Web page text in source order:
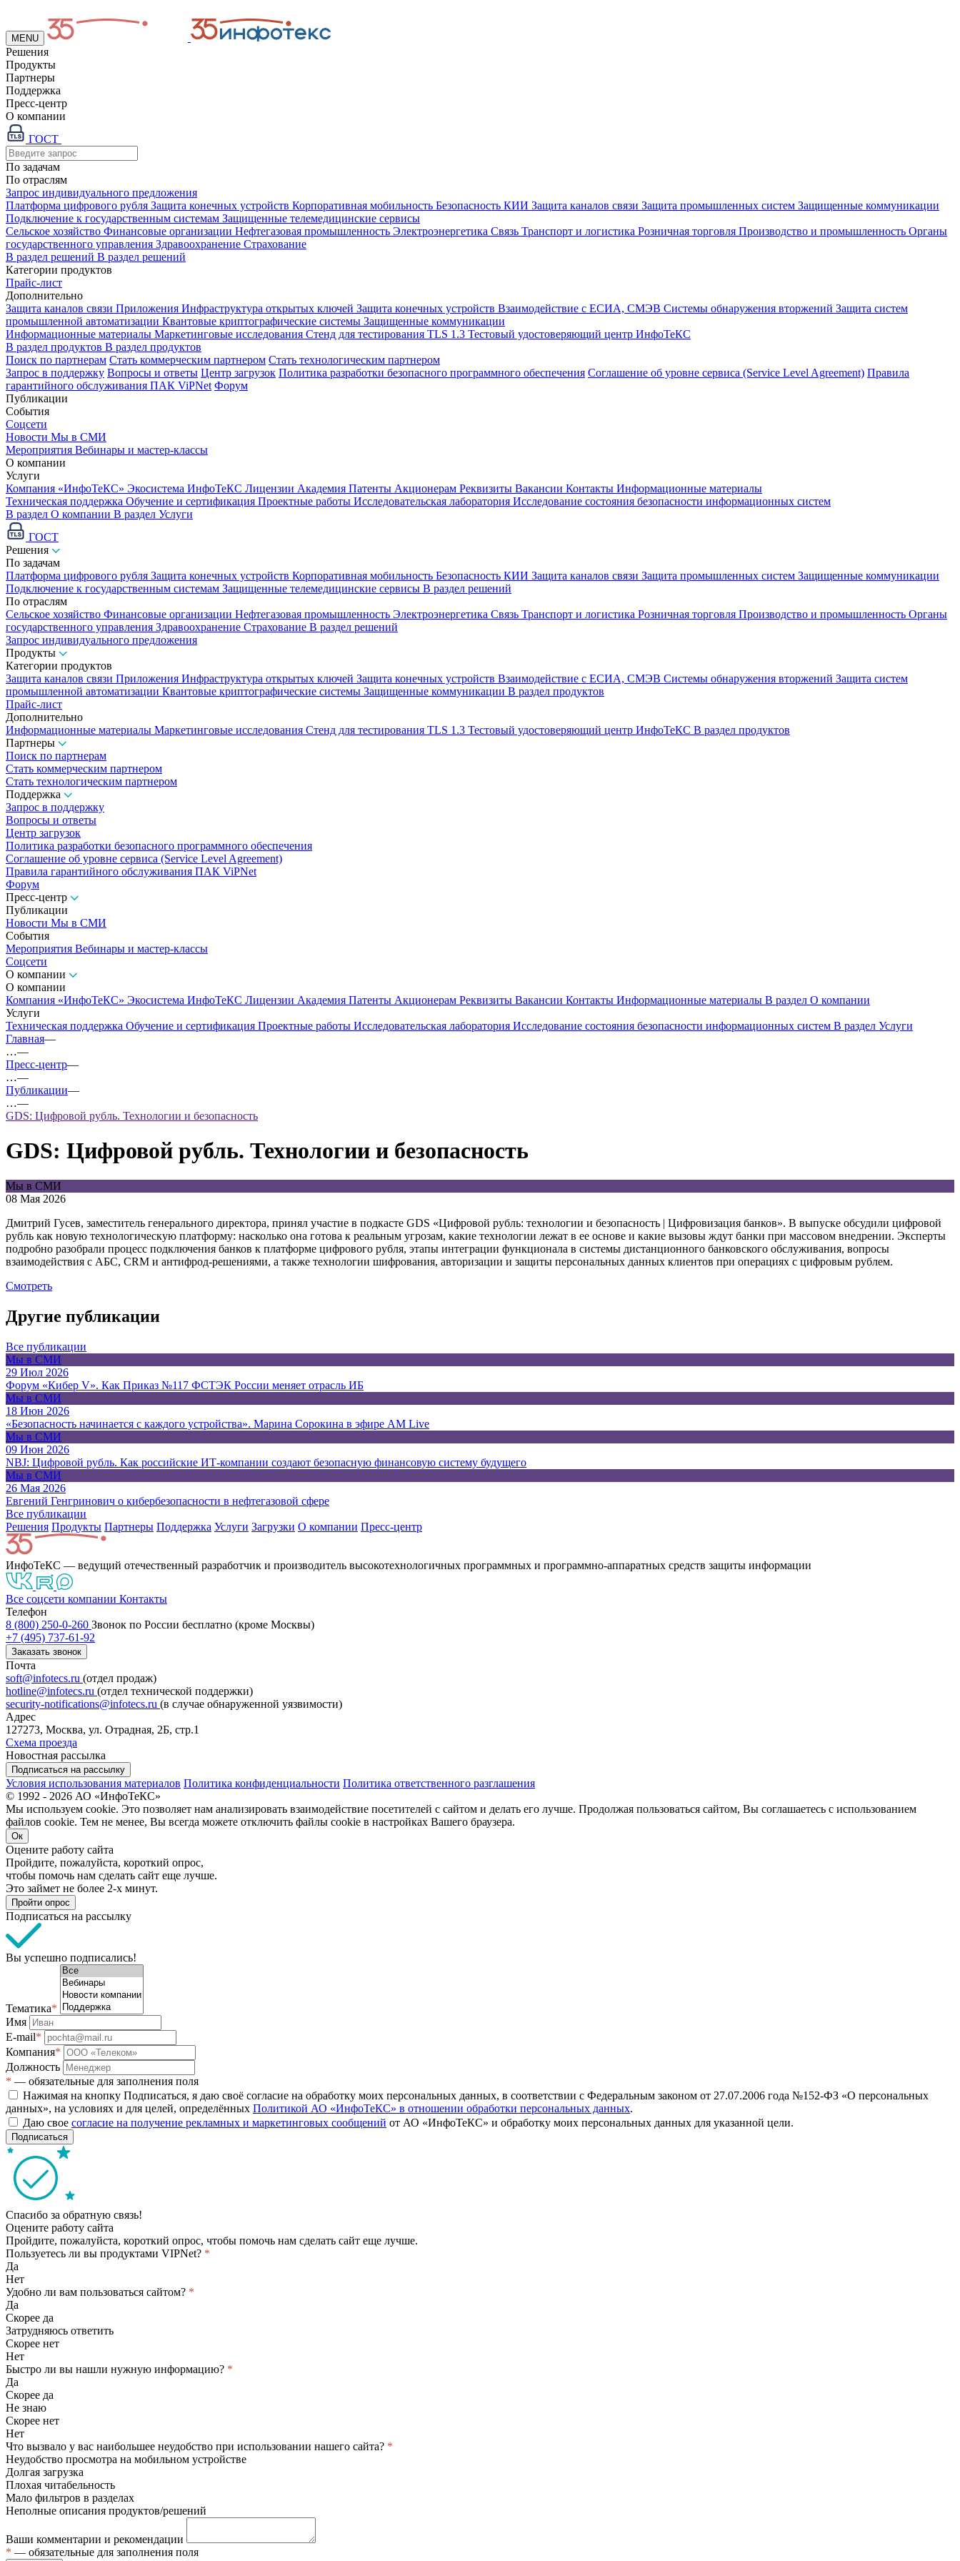
MENU
Решения
Продукты
Партнеры
Поддержка
Пресс-центр
О компании
ГОСТ
По задачам
По отраслям
Запрос индивидуального предложения
Платформа цифрового рубля Защита конечных устройств Корпоративная мобильность Безопасность КИИ Защита каналов связи Защита промышленных систем Защищенные коммуникации
Подключение к государственным системам Защищенные телемедицинские сервисы
Сельское хозяйство Финансовые организации Нефтегазовая промышленность Электроэнергетика Связь Транспорт и логистика Розничная торговля Производство и промышленность Органы
государственного управления Здравоохранение Страхование
В раздел решений В раздел решений
Категории продуктов
Прайс-лист
Дополнительно
Защита каналов связи Приложения Инфраструктура открытых ключей Защита конечных устройств Взаимодействие с ЕСИА, СМЭВ Системы обнаружения вторжений Защита систем
промышленной автоматизации Квантовые криптографические системы Защищенные коммуникации
Информационные материалы Маркетинговые исследования Стенд для тестирования TLS 1.3 Тестовый удостоверяющий центр ИнфоТеКС
В раздел продуктов В раздел продуктов
Поиск по партнерам Стать коммерческим партнером Стать технологическим партнером
Запрос в поддержку Вопросы и ответы Центр загрузок Политика разработки безопасного программного обеспечения Соглашение об уровне сервиса (Service Level Agreement) Правила
гарантийного обслуживания ПАК ViPNet Форум
Публикации
События
Соцсети
Новости Мы в СМИ
Мероприятия Вебинары и мастер-классы
О компании
Услуги
Компания «ИнфоТеКС» Экосистема ИнфоТеКС Лицензии Академия Патенты Акционерам Реквизиты Вакансии Контакты Информационные материалы
Техническая поддержка Обучение и сертификация Проектные работы Исследовательская лаборатория Исследование состояния безопасности информационных систем
В раздел О компании В раздел Услуги
ГОСТ
Решения
По задачам
Платформа цифрового рубля Защита конечных устройств Корпоративная мобильность Безопасность КИИ Защита каналов связи Защита промышленных систем Защищенные коммуникации
Подключение к государственным системам Защищенные телемедицинские сервисы В раздел решений
По отраслям
Сельское хозяйство Финансовые организации Нефтегазовая промышленность Электроэнергетика Связь Транспорт и логистика Розничная торговля Производство и промышленность Органы
государственного управления Здравоохранение Страхование В раздел решений
Запрос индивидуального предложения
Продукты
Категории продуктов
Защита каналов связи Приложения Инфраструктура открытых ключей Защита конечных устройств Взаимодействие с ЕСИА, СМЭВ Системы обнаружения вторжений Защита систем
промышленной автоматизации Квантовые криптографические системы Защищенные коммуникации В раздел продуктов
Прайс-лист
Дополнительно
Информационные материалы Маркетинговые исследования Стенд для тестирования TLS 1.3 Тестовый удостоверяющий центр ИнфоТеКС В раздел продуктов
Партнеры
Поиск по партнерам
Стать коммерческим партнером
Стать технологическим партнером
Поддержка
Запрос в поддержку
Вопросы и ответы
Центр загрузок
Политика разработки безопасного программного обеспечения
Соглашение об уровне сервиса (Service Level Agreement)
Правила гарантийного обслуживания ПАК ViPNet
Форум
Пресс-центр
Публикации
Новости Мы в СМИ
События
Мероприятия Вебинары и мастер-классы
Соцсети
О компании
О компании
Компания «ИнфоТеКС» Экосистема ИнфоТеКС Лицензии Академия Патенты Акционерам Реквизиты Вакансии Контакты Информационные материалы В раздел О компании
Услуги
Техническая поддержка Обучение и сертификация Проектные работы Исследовательская лаборатория Исследование состояния безопасности информационных систем В раздел Услуги
Главная—
…—
Пресс-центр—
…—
Публикации—
…—
GDS: Цифровой рубль. Технологии и безопасность
GDS: Цифровой рубль. Технологии и безопасность
Мы в СМИ
08 Мая 2026
Дмитрий Гусев, заместитель генерального директора, принял участие в подкасте GDS «Цифровой рубль: технологии и безопасность | Цифровизация банков». В выпуске обсудили цифровой
рубль как новую технологическую платформу: насколько она готова к реальным угрозам, какие технологии лежат в ее основе и какие вызовы ждут банки при массовом внедрении. Эксперты
подробно разобрали процесс подключения банков к платформе цифрового рубля, этапы интеграции функционала в системы дистанционного банковского обслуживания, вопросы
взаимодействия с АБС, CRM и антифрод-решениями, а также технологии шифрования, авторизации и защиты персональных данных клиентов при операциях с цифровым рублем.
Смотреть
Другие публикации
Все публикации
Мы в СМИ
29 Июл 2026
Форум «Кибер V». Как Приказ №117 ФСТЭК России меняет отрасль ИБ
Мы в СМИ
18 Июн 2026
«Безопасность начинается с каждого устройства». Марина Сорокина в эфире AM Live
Мы в СМИ
09 Июн 2026
NBJ: Цифровой рубль. Как российские ИТ-компании создают безопасную финансовую систему будущего
Мы в СМИ
26 Мая 2026
Евгений Генгринович о кибербезопасности в нефтегазовой сфере
Все публикации
Решения Продукты Партнeры Поддержка Услуги Загрузки О компании Пресс-центр
ИнфоТеКС — ведущий отечественный разработчик и производитель высокотехнологичных программных и программно-аппаратных средств защиты информации
Все соцсети компании Контакты
Телефон
8 (800) 250-0-260 Звонок по России бесплатно (кроме Москвы)
+7 (495) 737-61-92
Заказать звонок
Почта
soft@infotecs.ru (отдел продаж)
hotline@infotecs.ru (отдел технической поддержки)
security-notifications@infotecs.ru (в случае обнаруженной уязвимости)
Адрес
127273, Москва, ул. Отрадная, 2Б, стр.1
Схема проезда
Новостная рассылка
Подписаться на рассылку
Условия использования материалов Политика конфиденциальности Политика ответственного разглашения
© 1992 - 2026 АО «ИнфоТеКС»
Мы используем cookie. Это позволяет нам анализировать взаимодействие посетителей с сайтом и делать его лучше. Продолжая пользоваться сайтом, Вы соглашаетесь с использованием
файлов cookie. Тем не менее, Вы всегда можете отключить файлы cookie в настройках Вашего браузера.
Ок
Оцените работу сайта
Пройдите, пожалуйста, короткий опрос,
чтобы помочь нам сделать сайт еще лучше.
Это займет не более 2-х минут.
Пройти опрос
Подписаться на рассылку
Вы успешно подписались!
Тематика*
Имя
E-mail*
Компания*
Должность
* — обязательные для заполнения поля
Нажимая на кнопку Подписаться, я даю своё согласие на обработку моих персональных данных, в соответствии с Федеральным законом от 27.07.2006 года №152-ФЗ «О персональных
данных», на условиях и для целей, определённых Политикой АО «ИнфоТеКС» в отношении обработки персональных данных.
Даю свое согласие на получение рекламных и маркетинговых сообщений от АО «ИнфоТеКС» и обработку моих персональных данных для указанной цели.
Подписаться
Спасибо за обратную связь!
Оцените работу сайта
Пройдите, пожалуйста, короткий опрос, чтобы помочь нам сделать сайт еще лучше.
Пользуетесь ли вы продуктами VIPNet? *
Да
Нет
Удобно ли вам пользоваться сайтом? *
Да
Скорее да
Затрудняюсь ответить
Скорее нет
Нет
Быстро ли вы нашли нужную информацию? *
Да
Скорее да
Не знаю
Скорее нет
Нет
Что вызвало у вас наибольшее неудобство при использовании нашего сайта? *
Неудобство просмотра на мобильном устройстве
Долгая загрузка
Плохая читабельность
Мало фильтров в разделах
Неполные описания продуктов/решений
Ваши комментарии и рекомендации
* — обязательные для заполнения поля